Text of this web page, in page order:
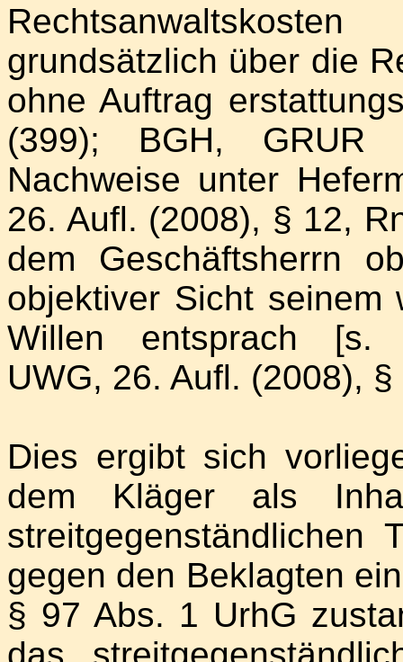
grundsätzlich über die
ohne Auftrag
(399); BGH, GRUR
Nachweise unter
26. Aufl. (2008), § 12,
dem Geschäftsherrn
objektiver Sicht seinem
Willen entsprach [s.
UWG, 26. Aufl. (2008),
Dies ergibt sich
dem Kläger als
streitgegenständlichen
gegen den Beklagten
§ 97 Abs. 1 UrhG
das